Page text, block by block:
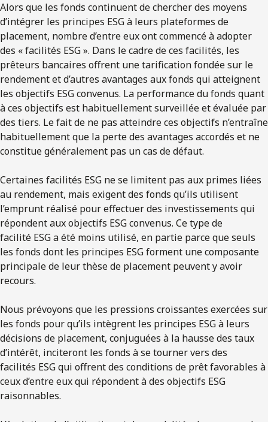
Alors que les fonds continuent de chercher des moyens
d’intégrer les principes ESG à leurs plateformes de
placement, nombre d’entre eux ont commencé à adopter
des « facilités ESG ». Dans le cadre de ces facilités, les
prêteurs bancaires offrent une tarification fondée sur le
rendement et d’autres avantages aux fonds qui atteignent
les objectifs ESG convenus. La performance du fonds quant
à ces objectifs est habituellement surveillée et évaluée par
des tiers. Le fait de ne pas atteindre ces objectifs n’entraîne
habituellement que la perte des avantages accordés et ne
constitue généralement pas un cas de défaut.
Certaines facilités ESG ne se limitent pas aux primes liées
au rendement, mais exigent des fonds qu’ils utilisent
l’emprunt réalisé pour effectuer des investissements qui
répondent aux objectifs ESG convenus. Ce type de
facilité ESG a été moins utilisé, en partie parce que seuls
les fonds dont les principes ESG forment une composante
principale de leur thèse de placement peuvent y avoir
recours.
Nous prévoyons que les pressions croissantes exercées sur
les fonds pour qu’ils intègrent les principes ESG à leurs
décisions de placement, conjuguées à la hausse des taux
d’intérêt, inciteront les fonds à se tourner vers des
facilités ESG qui offrent des conditions de prêt favorables à
ceux d’entre eux qui répondent à des objectifs ESG
raisonnables.